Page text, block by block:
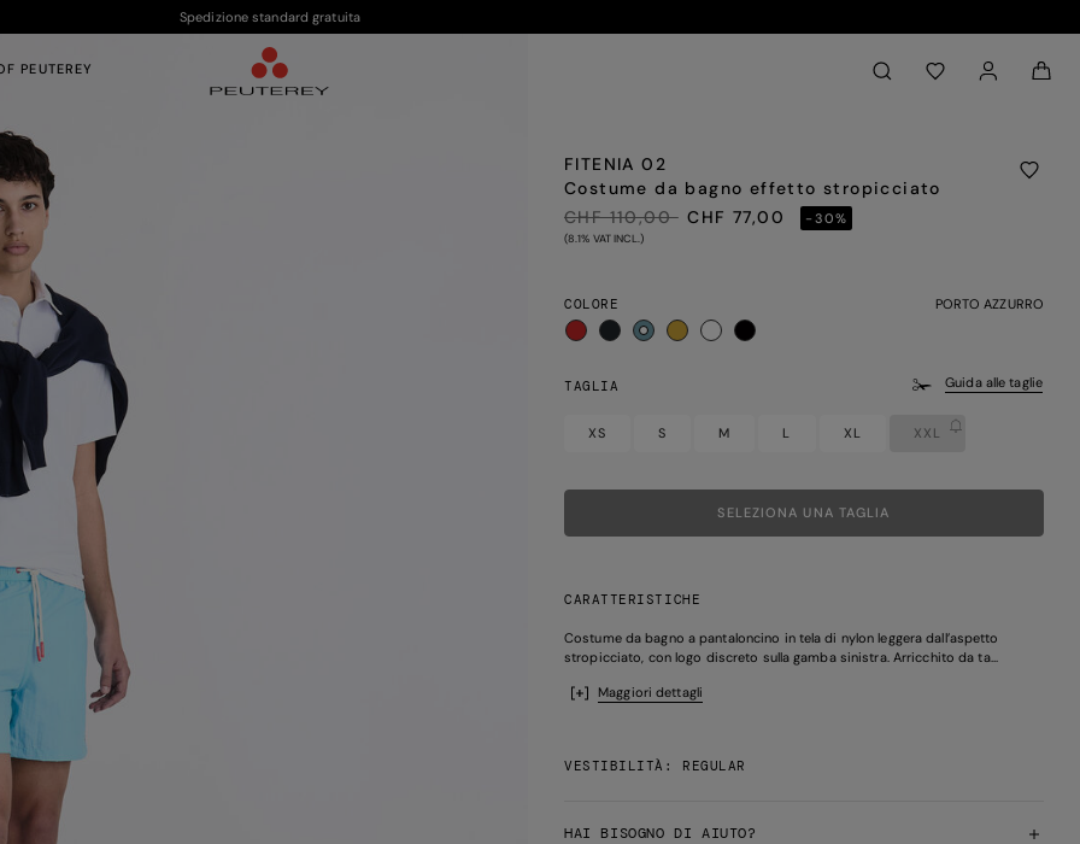
Spedizione standard gratuita
PEUTEREY Back to My Account
FITENIA 02
Costume da bagno effetto stropicciato
PREZZO RIDOTTO DA
CHF 110,00ACHF 77,00 -30%
(8.1% VAT INCL.)
COLORE PORTO AZZURRO
TAGLIA Guida alle taglie
XS S M L XL XXL
SELEZIONA UNA TAGLIA
CARATTERISTICHE
Costume da bagno a pantaloncino in tela di nylon leggera dall’aspetto
stropicciato, con logo discreto sulla gamba sinistra. Arricchito da ta...
Maggiori dettagli
VESTIBILITÀ: REGULAR
HAI BISOGNO DI AIUTO?